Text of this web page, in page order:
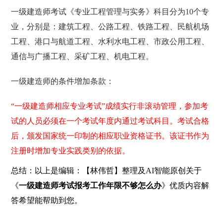
一级建造师考试《专业工程管理与实务》科目分为10个专
业，分别是：建筑工程、公路工程、铁路工程、民航机场
工程、港口与航道工程、水利水电工程、市政公用工程、
通信与广播工程、采矿工程、机电工程。
一级建造师的条件增加条款：
“一级建造师相应专业考试”成绩实行非滚动管理，参加考
试的人员必须在一个考试年度内通过考试科目。考试合格
后，颁发国家统一印制的相应职业资格证书。该证书作为
注册时增加专业实践类别的依据。
总结：以上是编辑：【林伟哲】整理及AI智能原创关于
《一级建造师考试报考工作年限不够怎么办》优质内容解
答希望能帮助到您。